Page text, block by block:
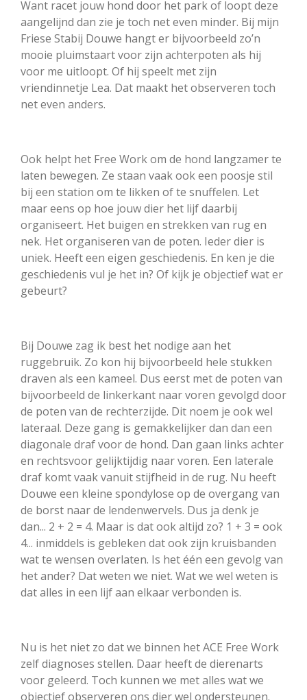
Want racet jouw hond door het park of loopt deze
aangelijnd dan zie je toch net even minder. Bij mijn
Friese Stabij Douwe hangt er bijvoorbeeld zo’n
mooie pluimstaart voor zijn achterpoten als hij
voor me uitloopt. Of hij speelt met zijn
vriendinnetje Lea. Dat maakt het observeren toch
net even anders.
Ook helpt het Free Work om de hond langzamer te
laten bewegen. Ze staan vaak ook een poosje stil
bij een station om te likken of te snuffelen. Let
maar eens op hoe jouw dier het lijf daarbij
organiseert. Het buigen en strekken van rug en
nek. Het organiseren van de poten. Ieder dier is
uniek. Heeft een eigen geschiedenis. En ken je die
geschiedenis vul je het in? Of kijk je objectief wat er
gebeurt?
Bij Douwe zag ik best het nodige aan het
ruggebruik. Zo kon hij bijvoorbeeld hele stukken
draven als een kameel. Dus eerst met de poten van
bijvoorbeeld de linkerkant naar voren gevolgd door
de poten van de rechterzijde. Dit noem je ook wel
lateraal. Deze gang is gemakkelijker dan dan een
diagonale draf voor de hond. Dan gaan links achter
en rechtsvoor gelijktijdig naar voren. Een laterale
draf komt vaak vanuit stijfheid in de rug. Nu heeft
Douwe een kleine spondylose op de overgang van
de borst naar de lendenwervels. Dus ja denk je
dan... 2 + 2 = 4. Maar is dat ook altijd zo? 1 + 3 = ook
4... inmiddels is gebleken dat ook zijn kruisbanden
wat te wensen overlaten. Is het één een gevolg van
het ander? Dat weten we niet. Wat we wel weten is
dat alles in een lijf aan elkaar verbonden is.
Nu is het niet zo dat we binnen het ACE Free Work
zelf diagnoses stellen. Daar heeft de dierenarts
voor geleerd. Toch kunnen we met alles wat we
objectief observeren ons dier wel ondersteunen.